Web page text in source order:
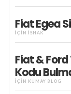
Fiat Egea
IÇIN İSHAK
Fiat &
Kodu
IÇIN KUMAY BLOG